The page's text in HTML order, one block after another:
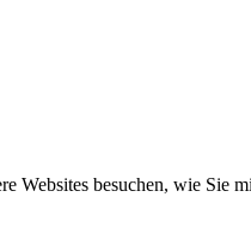
Websites besuchen, wie Sie